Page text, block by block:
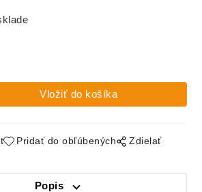
Pridať do obľúbených Zdielať
Popis